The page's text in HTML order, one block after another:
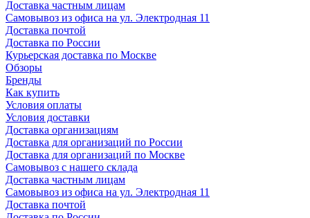
Доставка частным лицам
Самовывоз из офиса на ул. Электродная 11
Доставка почтой
Доставка по России
Курьерская доставка по Москве
Обзоры
Бренды
Как купить
Условия оплаты
Условия доставки
Доставка организациям
Доставка для организаций по России
Доставка для организаций по Москве
Самовывоз с нашего склада
Доставка частным лицам
Самовывоз из офиса на ул. Электродная 11
Доставка почтой